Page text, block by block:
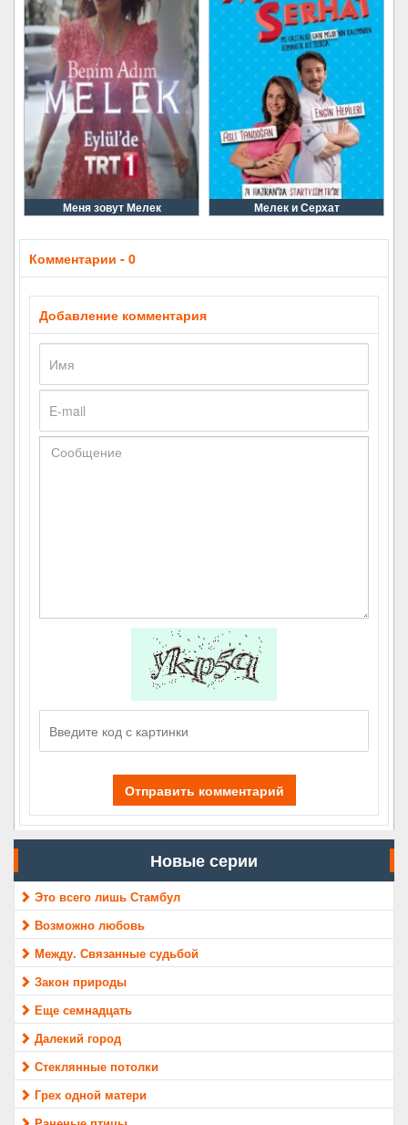
Меня зовут Мелек Мелек и Серхат
Комментарии - 0
Добавление комментария
Отправить комментарий
Новые серии
Это всего лишь Стамбул
Возможно любовь
Между. Связанные судьбой
Закон природы
Еще семнадцать
Далекий город
Стеклянные потолки
Грех одной матери